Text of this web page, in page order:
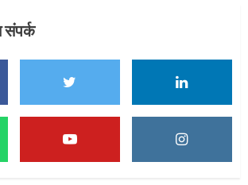
मुख्यमंत्र्यांच्या हस्ते विठ्ठलाची महापूजा
माऊलींच्या पादुकांना नीरा स्नान
संपर्क